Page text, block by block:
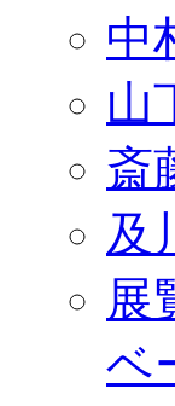
中
山
斎
及
展
ベ